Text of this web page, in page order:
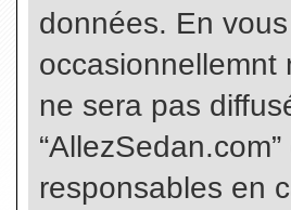
données. En
occasionnellemnt
ne sera pas
responsables en